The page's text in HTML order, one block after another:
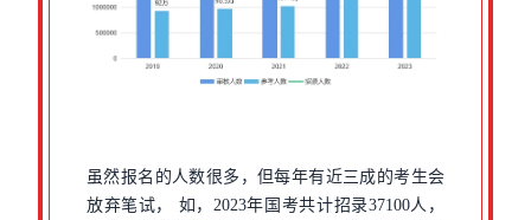
虽然报名的人数很多，但每年有近三成的考生会
放弃笔试， 如，2023年国考共计招录37100人，